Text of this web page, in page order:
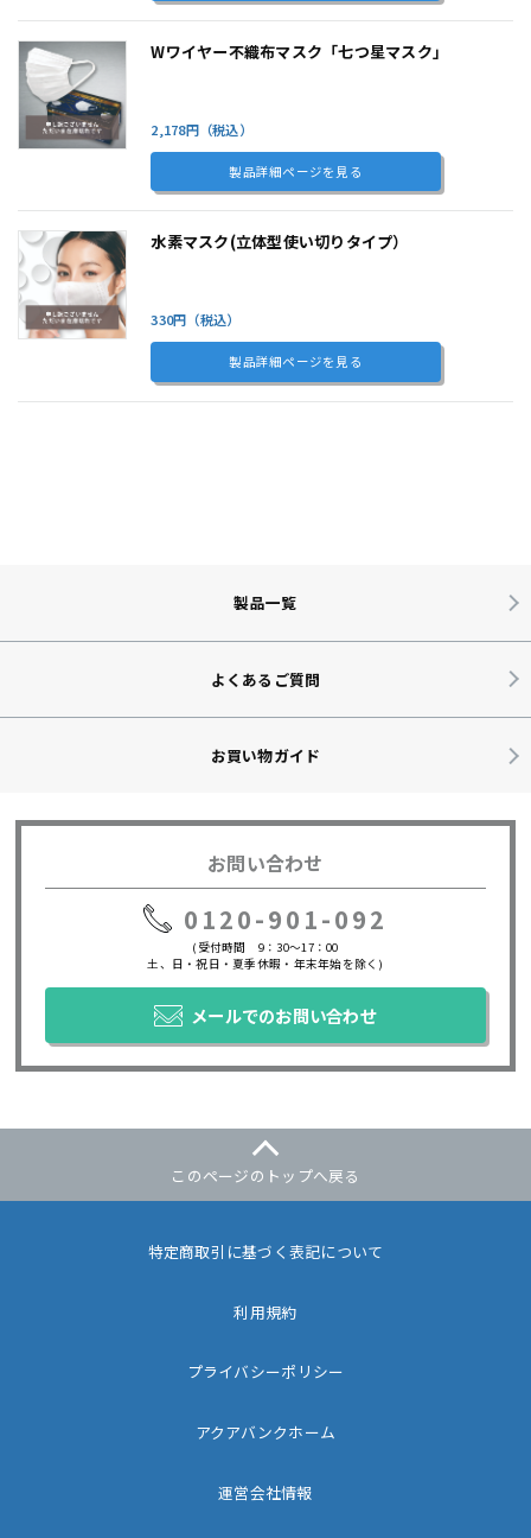
Wワイヤー不織布マスク「七つ星マスク」
2,178円（税込）
製品詳細ページを見る
水素マスク(立体型使い切りタイプ）
330円（税込）
製品詳細ページを見る
よくあるご質問
お買い物ガイド
製品一覧
お問い合わせ
0120-901-092
(受付時間 9：30～17：00
土、日・祝日・夏季休暇・年末年始を除く)
メールでのお問い合わせ
このページのトップへ戻る
特定商取引に基づく表記について
利用規約
プライバシーポリシー
アクアバンクホーム
運営会社情報